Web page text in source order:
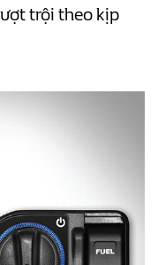
trội theo kịp